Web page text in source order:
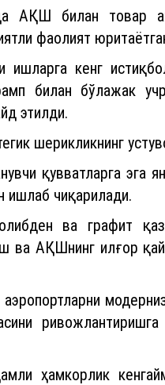
АҚШ билан товар
фаолият
ишларга кенг
билан бўлажак
этилди.
шерикликнинг
қувватларга эга
ишлаб чиқарилади.
ва графит
ва АҚШнинг илғор
ҳамкорлик